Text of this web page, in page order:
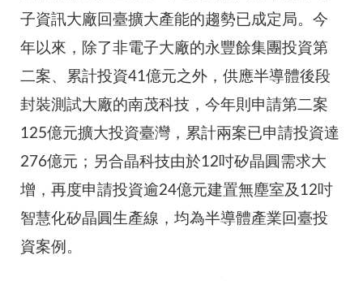
子資訊大廠回臺擴大產能的趨勢已成定局。今
年以來，除了非電子大廠的永豐餘集團投資第
二案、累計投資41億元之外，供應半導體後段
封裝測試大廠的南茂科技，今年則申請第二案
125億元擴大投資臺灣，累計兩案已申請投資達
276億元；另合晶科技由於12吋矽晶圓需求大
增，再度申請投資逾24億元建置無塵室及12吋
智慧化矽晶圓生產線，均為半導體產業回臺投
資案例。